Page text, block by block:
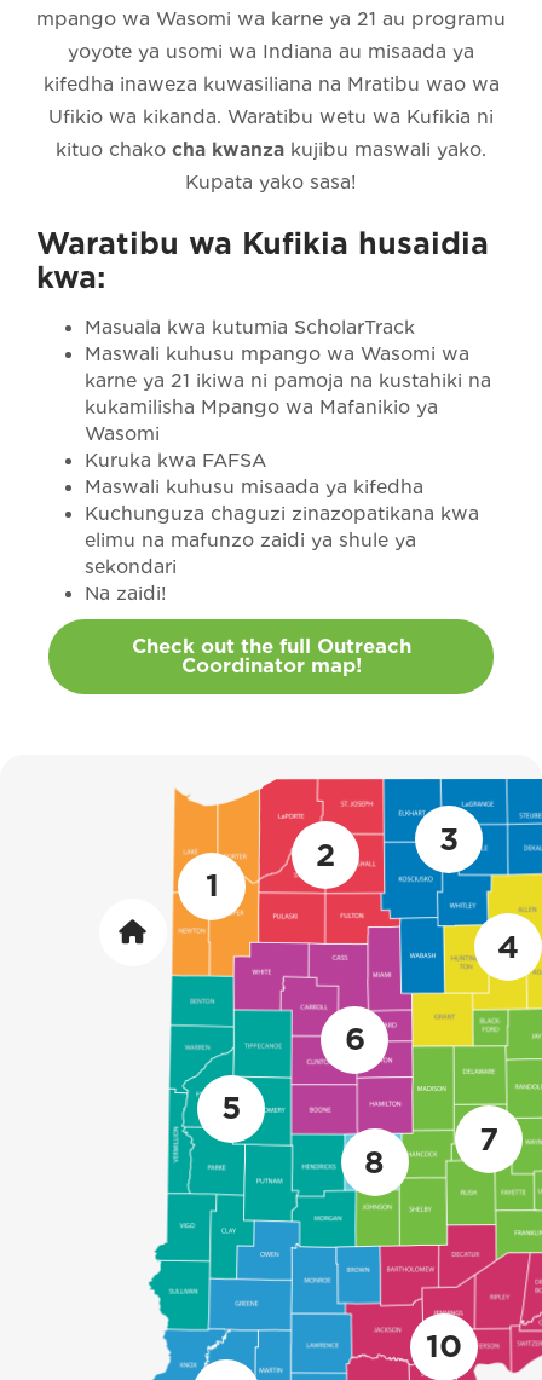
mpango wa Wasomi wa karne ya 21 au programu
yoyote ya usomi wa Indiana au misaada ya
kifedha inaweza kuwasiliana na Mratibu wao wa
Ufikio wa kikanda. Waratibu wetu wa Kufikia ni
kituo chako cha kwanza kujibu maswali yako.
Kupata yako sasa!
Waratibu wa Kufikia husaidia
kwa:
Masuala kwa kutumia ScholarTrack
Maswali kuhusu mpango wa Wasomi wa
karne ya 21 ikiwa ni pamoja na kustahiki na
kukamilisha Mpango wa Mafanikio ya
Wasomi
Kuruka kwa FAFSA
Maswali kuhusu misaada ya kifedha
Kuchunguza chaguzi zinazopatikana kwa
elimu na mafunzo zaidi ya shule ya
sekondari
Na zaidi!
Check out the full Outreach
Coordinator map!
1
2 3
4
5
6
7
8
10